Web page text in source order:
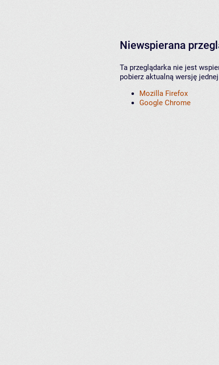
Niewspierana
Ta przeglądarka nie jest
pobierz aktualną wersję
Mozilla Firefox
Google Chrome